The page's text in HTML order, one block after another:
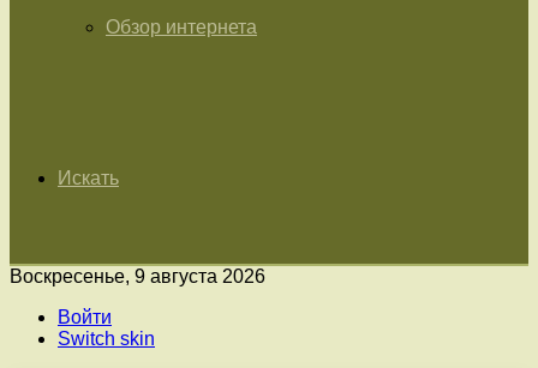
Обзор интернета
Искать
Воскресенье, 9 августа 2026
Войти
Switch skin